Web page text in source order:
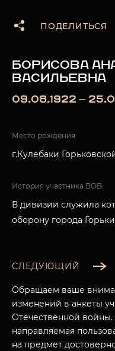
ПОДЕЛИТЬСЯ
БОРИСОВА
ВАСИЛЬЕВНА
09.08.1922 —
Место рождения
г.Кулебаки
История участника ВОВ
В дивизии служила
оборону города
СЛЕДУЮЩИЙ
Обращаем ваше
изменений в анкеты
Отечественной
направляемая
на предмет